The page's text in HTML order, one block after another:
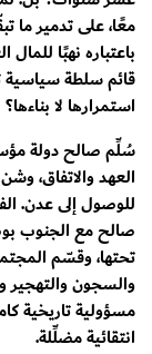
معًا، على تدمير ما
باعتباره نهبًا للمال
قائم سلطة
استمرارها لا بناءها؟
سُلِّم صالح دولة
العهد والاتفاق،
للوصول إلى عدن.
صالح مع الجنوب
تحتها، وقسّم
والسجون والتهجير
مسؤولية تاريخية
انتقائية مضلِّلة.